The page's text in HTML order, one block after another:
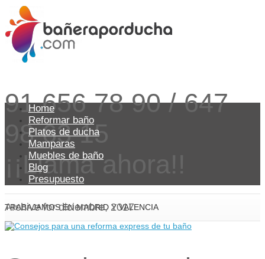
91 656 78 90 / 647
98 63 15
¡¡Llama ahora!!
TRABAJAMOS EN MADRID Y VALENCIA
Home
Reformar baño
Platos de ducha
Mamparas
Muebles de baño
Blog
Presupuesto
Archive for diciembre, 2017